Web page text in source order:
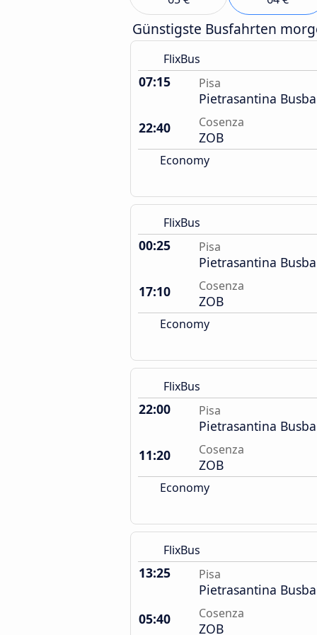
Günstigste Busfahrten
FlixBus
07:15 Pisa
Pietrasantina
22:40
Cosenza
ZOB
Economy
FlixBus
00:25 Pisa
Pietrasantina
17:10
Cosenza
ZOB
Economy
FlixBus
22:00 Pisa
Pietrasantina
11:20
Cosenza
ZOB
Economy
FlixBus
13:25 Pisa
Pietrasantina
05:40
Cosenza
ZOB